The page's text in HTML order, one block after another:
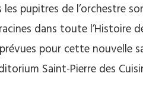
les pupitres de l’orchestre
dans toute l’Histoire
pour cette nouvelle
Saint-Pierre des